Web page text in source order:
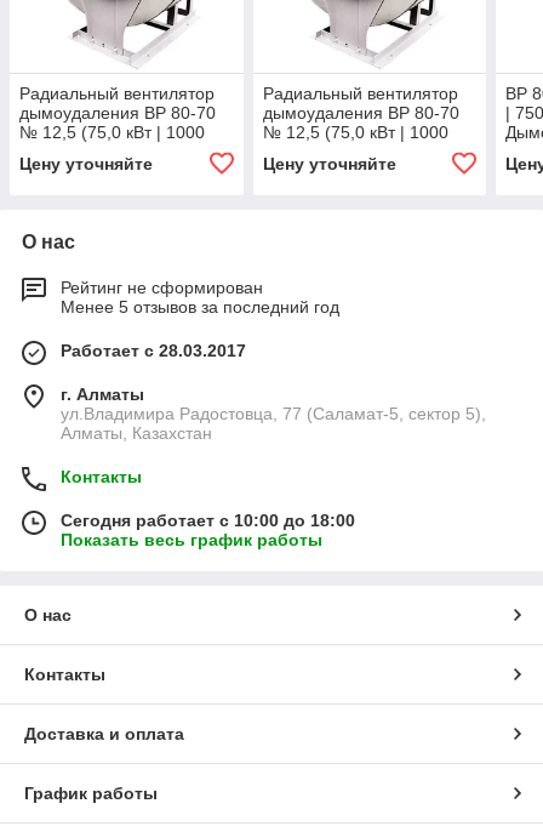
Радиальный вентилятор
дымоудаления ВР 80-70
№ 12,5 (75,0 кВт | 1000
Цену уточняйте
Радиальный вентилятор
дымоудаления ВР 80-70
№ 12,5 (75,0 кВт | 1000
Цену уточняйте
ВР
|
О нас
Рейтинг не сформирован
Менее 5 отзывов за последний год
Работает с 28.03.2017
г. Алматы
ул.Владимира Радостовца, 77 (Саламат-5, сектор 5),
Алматы, Казахстан
Контакты
Сегодня работает с 10:00 до 18:00
Показать весь график работы
О нас
Контакты
Доставка и оплата
График работы